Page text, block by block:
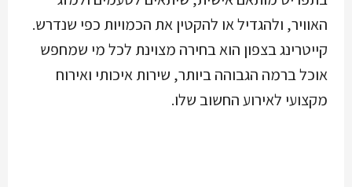
האוויר, ולהגדיל או להקטין את הכמויות כפי שנדרש.
קייטרינג בצפון הוא בחירה מצוינת לכל מי שמחפש
אוכל ברמה הגבוהה ביותר, שירות איכותי ואירוח
מקצועי לאירוע החשוב שלו.